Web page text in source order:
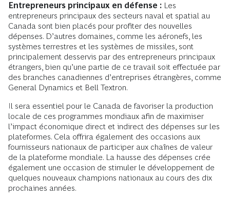
Entrepreneurs principaux en défense : Les
entrepreneurs principaux des secteurs naval et spatial au
Canada sont bien placés pour profiter des nouvelles
dépenses. D’autres domaines, comme les aéronefs, les
systèmes terrestres et les systèmes de missiles, sont
principalement desservis par des entrepreneurs principaux
étrangers, bien qu’une partie de ce travail soit effectuée par
des branches canadiennes d’entreprises étrangères, comme
General Dynamics et Bell Textron.
Il sera essentiel pour le Canada de favoriser la production
locale de ces programmes mondiaux afin de maximiser
l’impact économique direct et indirect des dépenses sur les
plateformes. Cela offrira également des occasions aux
fournisseurs nationaux de participer aux chaînes de valeur
de la plateforme mondiale. La hausse des dépenses crée
également une occasion de stimuler le développement de
quelques nouveaux champions nationaux au cours des dix
prochaines années.